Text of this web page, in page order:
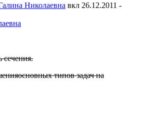
Николаевна вкл 26.12.2011 -
сечения.
типов задач на